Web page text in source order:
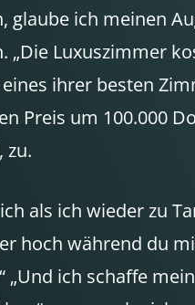
ich meinen
Luxuszimmer
ihrer besten
Preis um 100.000
zu.
als ich wieder zu
hoch während du
ich schaffe